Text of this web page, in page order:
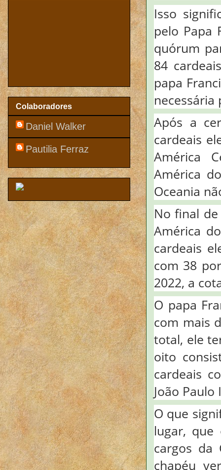
Isso
pelo Papa
quórum
84
papa
necessária
Após a
cardeais
América
América
Oceania
No final
América
cardeais
com 38
2022, a
O papa
com mais
total, ele
oito
cardeais
João
O que
lugar, que
cargos da
chapéu
Colaboradores
Daniel Walker
Pautilia Ferraz